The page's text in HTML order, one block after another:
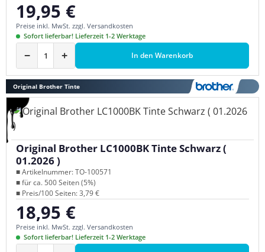
Regulärer Preis:
19,95 €
Preise inkl. MwSt. zzgl. Versandkosten
Sofort lieferbar! Lieferzeit 1-2 Werktage
− + In den Warenkorb
Original Brother Tinte
Original Brother LC1000BK Tinte Schwarz (
01.2026 )
■ Artikelnummer: TO-100571
■ für ca. 500 Seiten (5%)
■ Preis/100 Seiten: 3,79 €
Regulärer Preis:
18,95 €
Preise inkl. MwSt. zzgl. Versandkosten
Sofort lieferbar! Lieferzeit 1-2 Werktage